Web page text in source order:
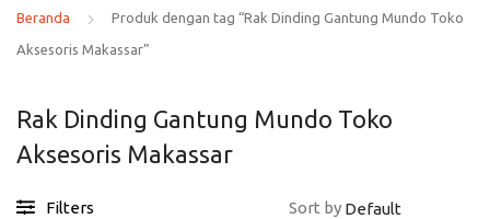
Beranda Produk dengan tag “Rak Dinding Gantung Mundo Toko
Aksesoris Makassar”
Rak Dinding Gantung Mundo Toko
Aksesoris Makassar
Filters Sort by